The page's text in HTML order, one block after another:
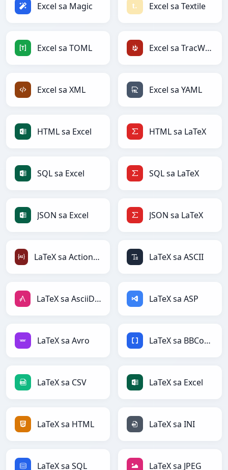
Excel sa Magic Excel sa Textile
Excel sa TOML Excel sa TracWiki
Excel sa XML Excel sa YAML
HTML sa Excel HTML sa LaTeX
SQL sa Excel SQL sa LaTeX
JSON sa Excel JSON sa LaTeX
LaTeX sa ActionScript LaTeX sa ASCII
LaTeX sa AsciiDoc LaTeX sa ASP
LaTeX sa Avro LaTeX sa BBCode
LaTeX sa CSV LaTeX sa Excel
LaTeX sa HTML LaTeX sa INI
LaTeX sa SQL LaTeX sa JPEG